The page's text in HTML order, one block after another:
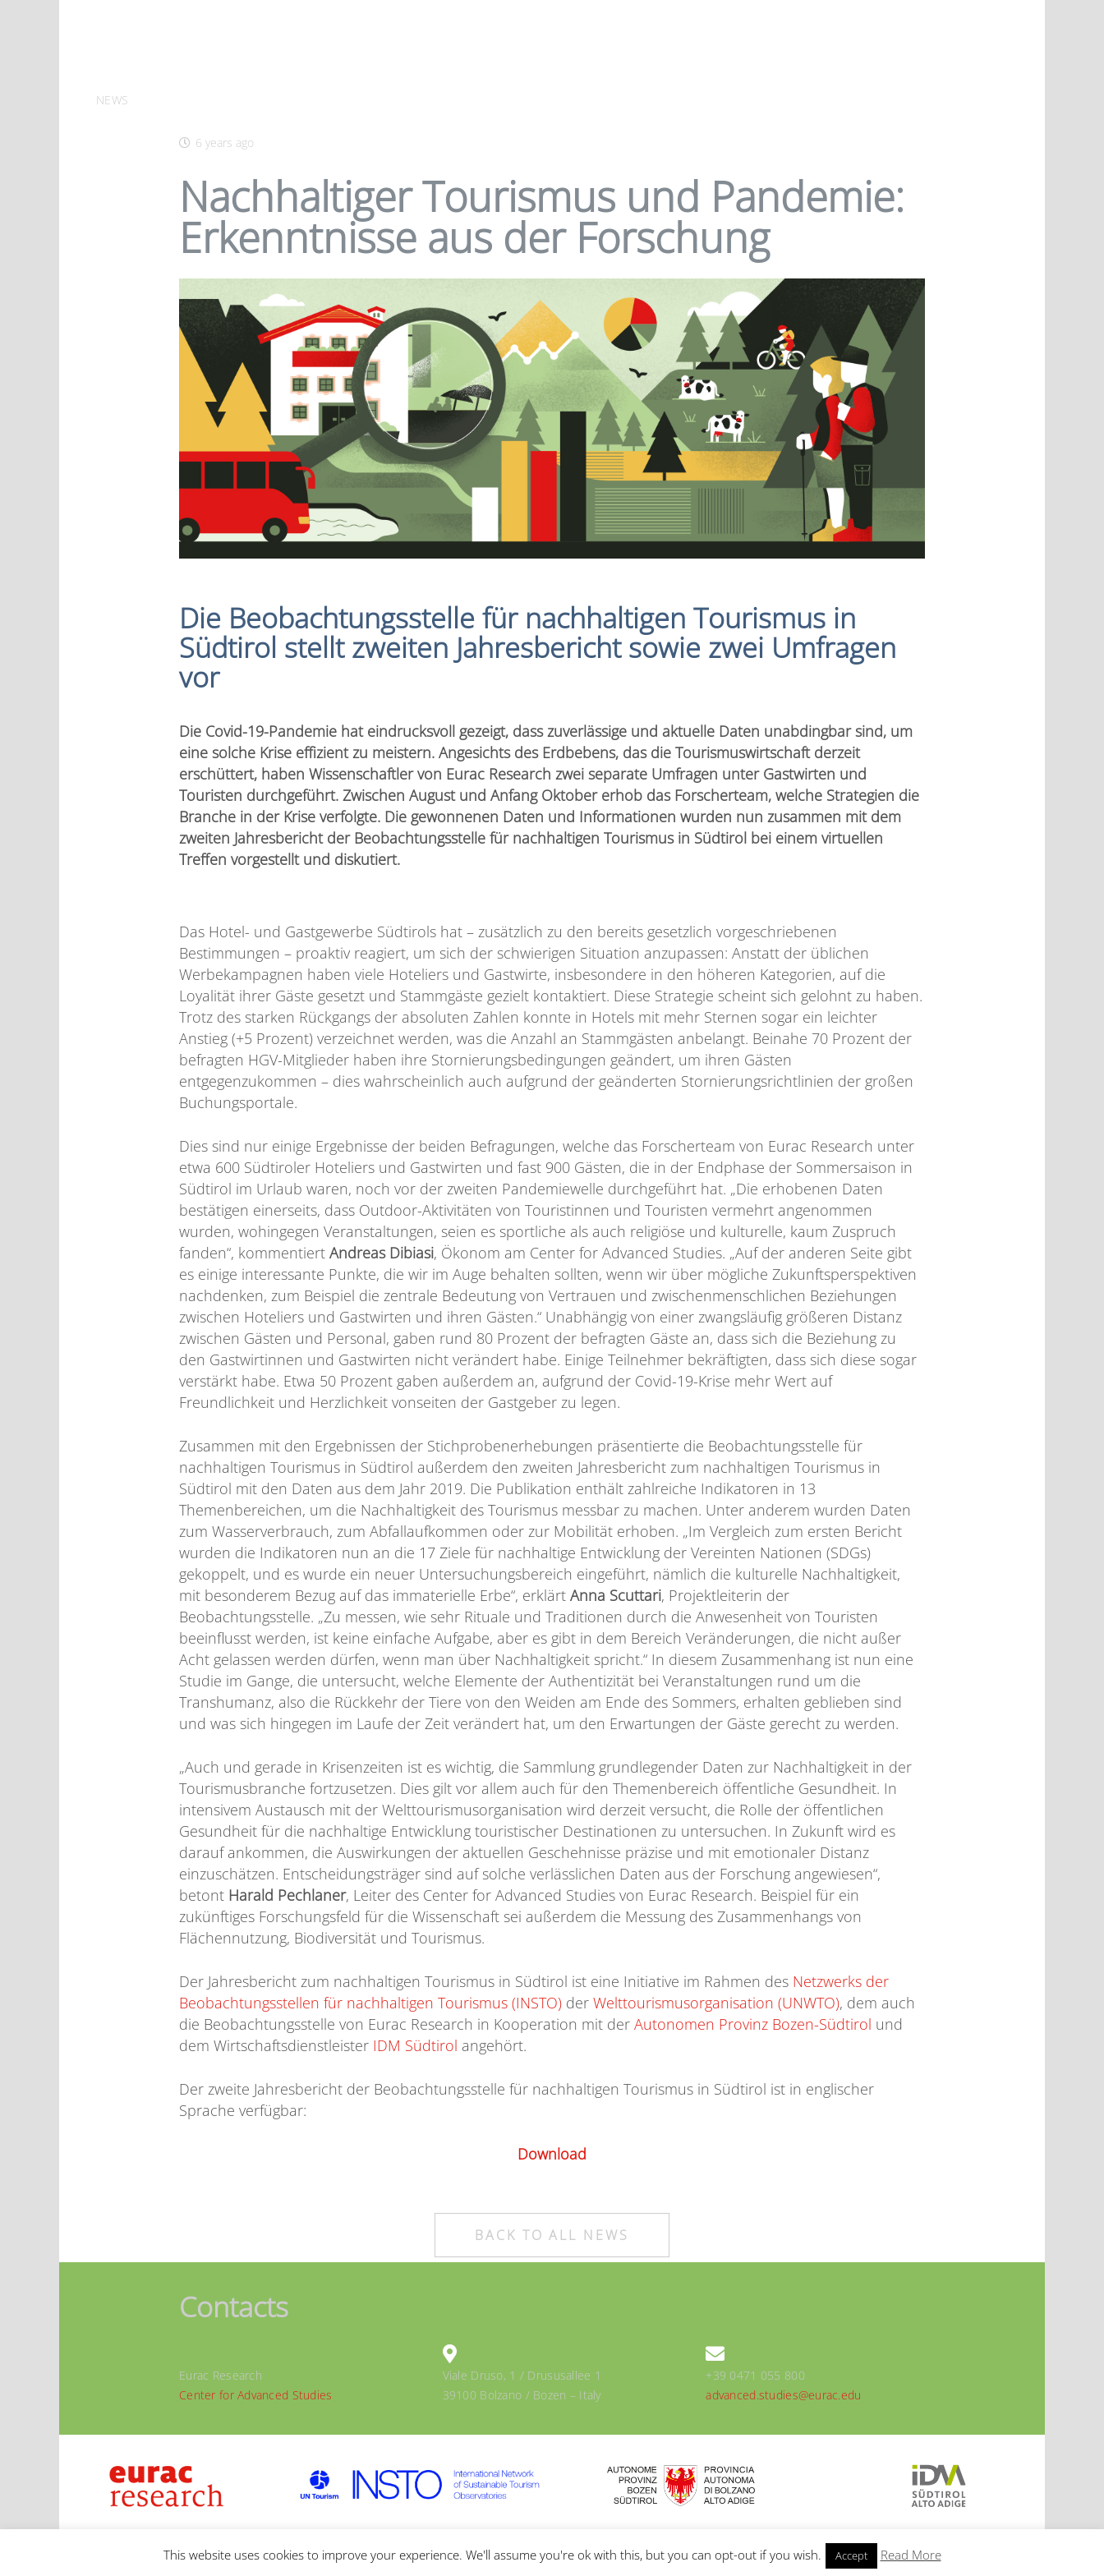
NEWS
6 years ago
Nachhaltiger Tourismus und Pandemie:
Erkenntnisse aus der Forschung
Die Beobachtungsstelle für nachhaltigen Tourismus in
Südtirol stellt zweiten Jahresbericht sowie zwei Umfragen
vor
Die Covid-19-Pandemie hat eindrucksvoll gezeigt, dass zuverlässige und aktuelle Daten unabdingbar sind, um
eine solche Krise effizient zu meistern. Angesichts des Erdbebens, das die Tourismuswirtschaft derzeit
erschüttert, haben Wissenschaftler von Eurac Research zwei separate Umfragen unter Gastwirten und
Touristen durchgeführt. Zwischen August und Anfang Oktober erhob das Forscherteam, welche Strategien die
Branche in der Krise verfolgte. Die gewonnenen Daten und Informationen wurden nun zusammen mit dem
zweiten Jahresbericht der Beobachtungsstelle für nachhaltigen Tourismus in Südtirol bei einem virtuellen
Treffen vorgestellt und diskutiert.
Das Hotel- und Gastgewerbe Südtirols hat – zusätzlich zu den bereits gesetzlich vorgeschriebenen
Bestimmungen – proaktiv reagiert, um sich der schwierigen Situation anzupassen: Anstatt der üblichen
Werbekampagnen haben viele Hoteliers und Gastwirte, insbesondere in den höheren Kategorien, auf die
Loyalität ihrer Gäste gesetzt und Stammgäste gezielt kontaktiert. Diese Strategie scheint sich gelohnt zu haben.
Trotz des starken Rückgangs der absoluten Zahlen konnte in Hotels mit mehr Sternen sogar ein leichter
Anstieg (+5 Prozent) verzeichnet werden, was die Anzahl an Stammgästen anbelangt. Beinahe 70 Prozent der
befragten HGV-Mitglieder haben ihre Stornierungsbedingungen geändert, um ihren Gästen
entgegenzukommen – dies wahrscheinlich auch aufgrund der geänderten Stornierungsrichtlinien der großen
Buchungsportale.
Dies sind nur einige Ergebnisse der beiden Befragungen, welche das Forscherteam von Eurac Research unter
etwa 600 Südtiroler Hoteliers und Gastwirten und fast 900 Gästen, die in der Endphase der Sommersaison in
Südtirol im Urlaub waren, noch vor der zweiten Pandemiewelle durchgeführt hat. „Die erhobenen Daten
bestätigen einerseits, dass Outdoor-Aktivitäten von Touristinnen und Touristen vermehrt angenommen
wurden, wohingegen Veranstaltungen, seien es sportliche als auch religiöse und kulturelle, kaum Zuspruch
fanden“, kommentiert Andreas Dibiasi, Ökonom am Center for Advanced Studies. „Auf der anderen Seite gibt
es einige interessante Punkte, die wir im Auge behalten sollten, wenn wir über mögliche Zukunftsperspektiven
nachdenken, zum Beispiel die zentrale Bedeutung von Vertrauen und zwischenmenschlichen Beziehungen
zwischen Hoteliers und Gastwirten und ihren Gästen.“ Unabhängig von einer zwangsläufig größeren Distanz
zwischen Gästen und Personal, gaben rund 80 Prozent der befragten Gäste an, dass sich die Beziehung zu
den Gastwirtinnen und Gastwirten nicht verändert habe. Einige Teilnehmer bekräftigten, dass sich diese sogar
verstärkt habe. Etwa 50 Prozent gaben außerdem an, aufgrund der Covid-19-Krise mehr Wert auf
Freundlichkeit und Herzlichkeit vonseiten der Gastgeber zu legen.
Zusammen mit den Ergebnissen der Stichprobenerhebungen präsentierte die Beobachtungsstelle für
nachhaltigen Tourismus in Südtirol außerdem den zweiten Jahresbericht zum nachhaltigen Tourismus in
Südtirol mit den Daten aus dem Jahr 2019. Die Publikation enthält zahlreiche Indikatoren in 13
Themenbereichen, um die Nachhaltigkeit des Tourismus messbar zu machen. Unter anderem wurden Daten
zum Wasserverbrauch, zum Abfallaufkommen oder zur Mobilität erhoben. „Im Vergleich zum ersten Bericht
wurden die Indikatoren nun an die 17 Ziele für nachhaltige Entwicklung der Vereinten Nationen (SDGs)
gekoppelt, und es wurde ein neuer Untersuchungsbereich eingeführt, nämlich die kulturelle Nachhaltigkeit,
mit besonderem Bezug auf das immaterielle Erbe“, erklärt Anna Scuttari, Projektleiterin der
Beobachtungsstelle. „Zu messen, wie sehr Rituale und Traditionen durch die Anwesenheit von Touristen
beeinflusst werden, ist keine einfache Aufgabe, aber es gibt in dem Bereich Veränderungen, die nicht außer
Acht gelassen werden dürfen, wenn man über Nachhaltigkeit spricht.“ In diesem Zusammenhang ist nun eine
Studie im Gange, die untersucht, welche Elemente der Authentizität bei Veranstaltungen rund um die
Transhumanz, also die Rückkehr der Tiere von den Weiden am Ende des Sommers, erhalten geblieben sind
und was sich hingegen im Laufe der Zeit verändert hat, um den Erwartungen der Gäste gerecht zu werden.
„Auch und gerade in Krisenzeiten ist es wichtig, die Sammlung grundlegender Daten zur Nachhaltigkeit in der
Tourismusbranche fortzusetzen. Dies gilt vor allem auch für den Themenbereich öffentliche Gesundheit. In
intensivem Austausch mit der Welttourismusorganisation wird derzeit versucht, die Rolle der öffentlichen
Gesundheit für die nachhaltige Entwicklung touristischer Destinationen zu untersuchen. In Zukunft wird es
darauf ankommen, die Auswirkungen der aktuellen Geschehnisse präzise und mit emotionaler Distanz
einzuschätzen. Entscheidungsträger sind auf solche verlässlichen Daten aus der Forschung angewiesen“,
betont Harald Pechlaner, Leiter des Center for Advanced Studies von Eurac Research. Beispiel für ein
zukünftiges Forschungsfeld für die Wissenschaft sei außerdem die Messung des Zusammenhangs von
Flächennutzung, Biodiversität und Tourismus.
Der Jahresbericht zum nachhaltigen Tourismus in Südtirol ist eine Initiative im Rahmen des Netzwerks der
Beobachtungsstellen für nachhaltigen Tourismus (INSTO) der Welttourismusorganisation (UNWTO), dem auch
die Beobachtungsstelle von Eurac Research in Kooperation mit der Autonomen Provinz Bozen-Südtirol und
dem Wirtschaftsdienstleister IDM Südtirol angehört.
Der zweite Jahresbericht der Beobachtungsstelle für nachhaltigen Tourismus in Südtirol ist in englischer
Sprache verfügbar:
Download
BACK TO ALL NEWS
Contacts
Eurac Research
Center for Advanced Studies
Viale Druso, 1 / Drususallee 1
39100 Bolzano / Bozen – Italy
+39 0471 055 800
advanced.studies@eurac.edu
© 2020 | Eurac Research | IMPRESSUM
This website uses cookies to improve your experience. We'll assume you're ok with this, but you can opt-out if you wish. Accept Read More